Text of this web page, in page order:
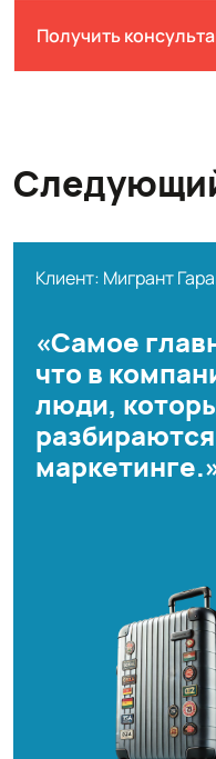
Получить
Клиент: Мигрант
«Самое
что в
люди,